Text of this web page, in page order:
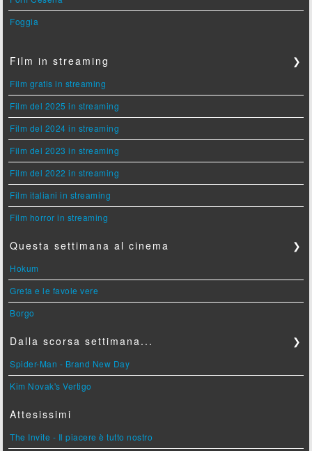
Foggia
Film in streaming ❯
Film gratis in streaming
Film del 2025 in streaming
Film del 2024 in streaming
Film del 2023 in streaming
Film del 2022 in streaming
Film italiani in streaming
Film horror in streaming
Questa settimana al cinema ❯
Hokum
Greta e le favole vere
Borgo
Dalla scorsa settimana... ❯
Spider-Man - Brand New Day
Kim Novak's Vertigo
Attesissimi
The Invite - Il piacere è tutto nostro